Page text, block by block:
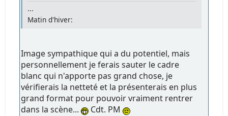
...
Matin d'hiver:
Image sympathique qui a du potentiel, mais
personnellement je ferais sauter le cadre
blanc qui n'apporte pas grand chose, je
vérifierais la netteté et la présenterais en plus
grand format pour pouvoir vraiment rentrer
dans la scène...
Cdt. PM